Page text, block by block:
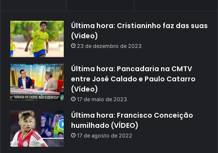
Última hora: Cristianinho faz das suas
(Video)
23 de dezembro de 2023
Última hora: Pancadaria na CMTV
entre José Calado e Paulo Catarro
(Vídeo)
17 de maio de 2023
Última hora: Francisco Conceição
humilhado (VÍDEO)
17 de agosto de 2022